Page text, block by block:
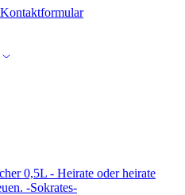
Kontaktformular
0,5L - Heirate oder heirate
-Sokrates-